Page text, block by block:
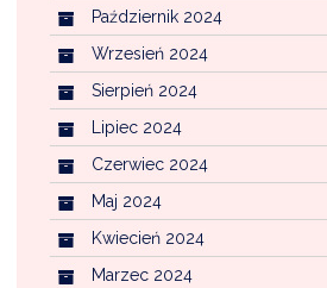
Październik 2024
Wrzesień 2024
Sierpień 2024
Lipiec 2024
Czerwiec 2024
Maj 2024
Kwiecień 2024
Marzec 2024